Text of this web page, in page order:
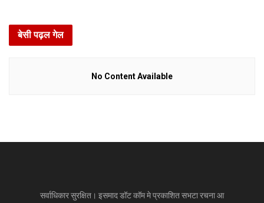
बेसी पढ़ल गेल
No Content Available
सर्वाधिकार सुरक्षित। इसमाद डॉट कॉम मे प्रकाशित सभटा रचना आ